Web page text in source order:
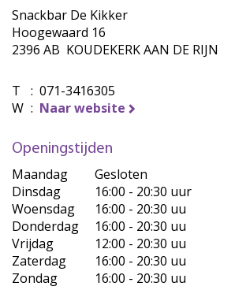
Snackbar De Kikker
Hoogewaard 16
2396 AB KOUDEKERK AAN DE RIJN
T : 071-3416305
W : Naar website
Openingstijden
Maandag
Gesloten
Dinsdag
16:00 - 20:30 uur
Woensdag
16:00 - 20:30 uu
Donderdag
16:00 - 20:30 uu
Vrijdag
12:00 - 20:30 uu
Zaterdag
16:00 - 20:30 uu
Zondag
16:00 - 20:30 uu